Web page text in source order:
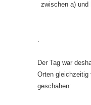
zwischen a) und
.
Der Tag war
Orten gleichzeitig
geschahen: